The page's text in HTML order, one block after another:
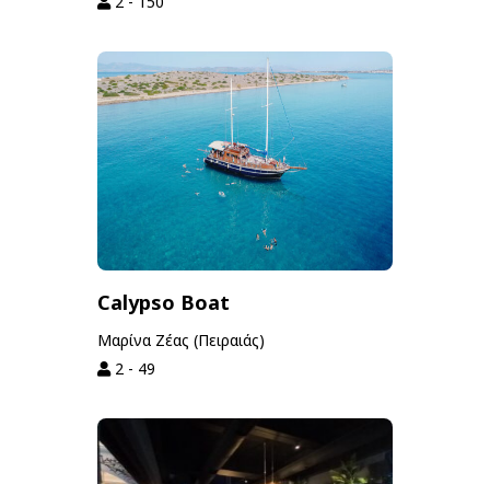
Calypso Boat
Μαρίνα Ζέας (Πειραιάς)
2 - 49